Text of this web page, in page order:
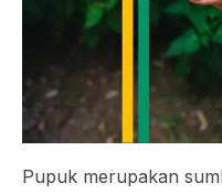
Pupuk merupakan